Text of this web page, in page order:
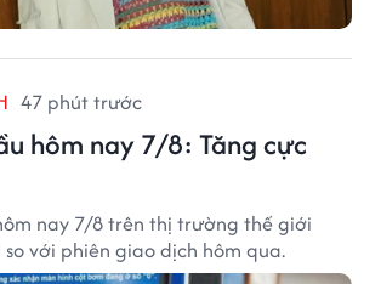
47 phút trước
hôm nay 7/8: Tăng cực
nay 7/8 trên thị trường thế giới
với phiên giao dịch hôm qua.